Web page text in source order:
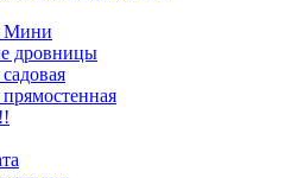
Мини
дровницы